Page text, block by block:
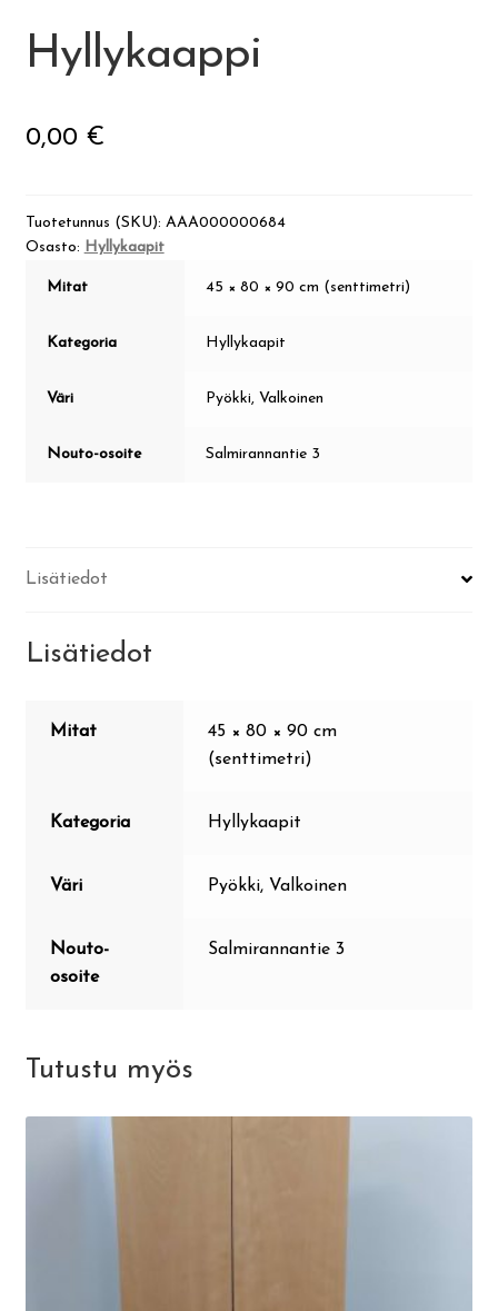
Ohje
English
Hyllykaappi
0,00 €
Tuotetunnus (SKU): AAA000000684
Osasto: Hyllykaapit
Mitat 45 × 80 × 90 cm (senttimetri)
Kategoria Hyllykaapit
Väri Pyökki, Valkoinen
Nouto-osoite Salmirannantie 3
Lisätiedot
Lisätiedot
Mitat
45 × 80 × 90 cm
(senttimetri)
Kategoria Hyllykaapit
Väri Pyökki, Valkoinen
Nouto-
osoite
Salmirannantie 3
Tutustu myös